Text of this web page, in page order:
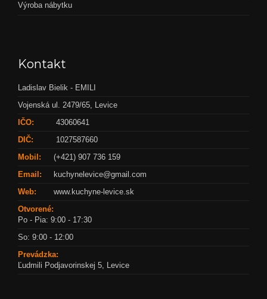
Výroba nábytku
Kontakt
Ladislav Bielik - EMILI
Vojenská ul. 2479/65, Levice
IČO:
43060641
DIČ:
1027587660
Mobil:
(+421) 907 736 159
Email:
kuchynelevice@gmail.com
Web:
www.kuchyne-levice.sk
Otvorené:
Po - Pia: 9:00 - 17:30
So: 9:00 - 12:00
Prevádzka:
Ľudmili Podjavorinskej 5, Levice